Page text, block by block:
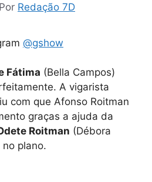
Por Redação 7D
@gshow
Fátima (Bella Campos)
A vigarista
com que Afonso Roitman
graças a ajuda da
Roitman (Débora
no plano.